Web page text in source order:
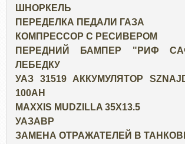
ШНОРКЕЛЬ
ПЕРЕДЕЛКА ПЕДАЛИ ГАЗА
КОМПРЕССОР С РЕСИВЕРОМ
ПЕРЕДНИЙ БАМПЕР "РИФ
ЛЕБЕДКУ
УАЗ 31519 АККУМУЛЯТОР
100AH
MAXXIS MUDZILLA 35X13.5
УАЗАВР
ЗАМЕНА ОТРАЖАТЕЛЕЙ В